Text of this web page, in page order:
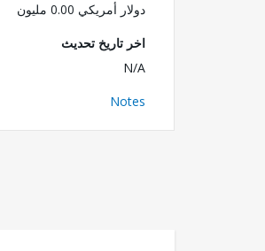
دولار أمريكي 0.00 مليون
اخر تاريخ تحديث
N/A
Notes